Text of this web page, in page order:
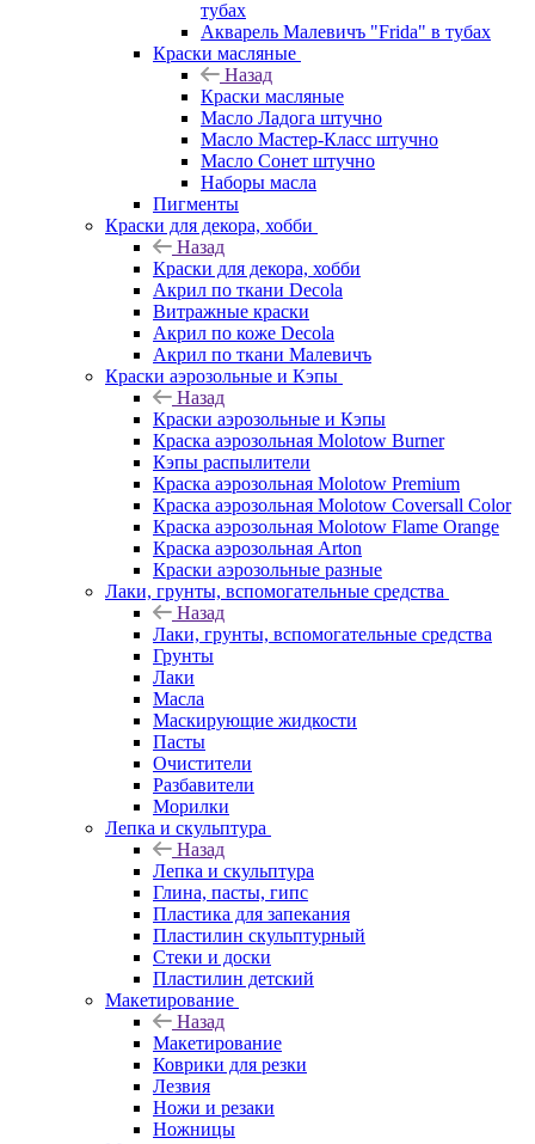
тубах
Акварель Малевичъ "Frida" в тубах
Краски масляные
Назад
Краски масляные
Масло Ладога штучно
Масло Мастер-Класс штучно
Масло Сонет штучно
Наборы масла
Пигменты
Краски для декора, хобби
Назад
Краски для декора, хобби
Акрил по ткани Decola
Витражные краски
Акрил по коже Decola
Акрил по ткани Малевичъ
Краски аэрозольные и Кэпы
Назад
Краски аэрозольные и Кэпы
Краска аэрозольная Molotow Burner
Кэпы распылители
Краска аэрозольная Molotow Premium
Краска аэрозольная Molotow Coversall Color
Краска аэрозольная Molotow Flame Orange
Краска аэрозольная Arton
Краски аэрозольные разные
Лаки, грунты, вспомогательные средства
Назад
Лаки, грунты, вспомогательные средства
Грунты
Лаки
Масла
Маскирующие жидкости
Пасты
Очистители
Разбавители
Морилки
Лепка и скульптура
Назад
Лепка и скульптура
Глина, пасты, гипс
Пластика для запекания
Пластилин скульптурный
Стеки и доски
Пластилин детский
Макетирование
Назад
Макетирование
Коврики для резки
Лезвия
Ножи и резаки
Ножницы